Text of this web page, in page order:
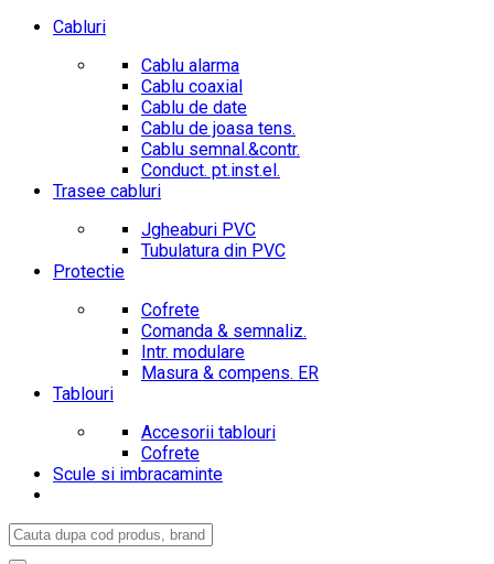
Cabluri
Cablu alarma
Cablu coaxial
Cablu de date
Cablu de joasa tens.
Cablu semnal.&contr.
Conduct. pt.inst.el.
Trasee cabluri
Jgheaburi PVC
Tubulatura din PVC
Protectie
Cofrete
Comanda & semnaliz.
Intr. modulare
Masura & compens. ER
Tablouri
Accesorii tablouri
Cofrete
Scule si imbracaminte
Search